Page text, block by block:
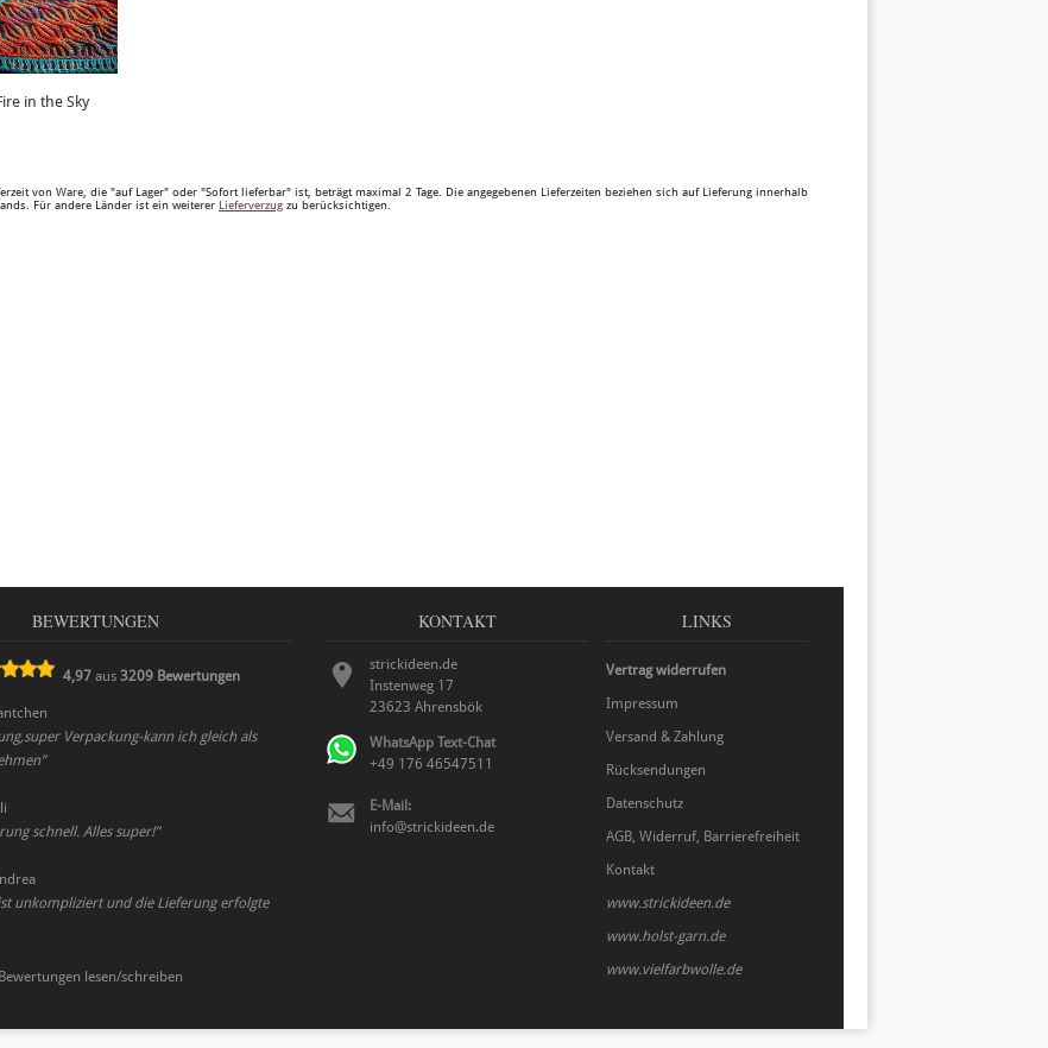
in the Sky
von Ware, die "auf Lager" oder "Sofort lieferbar" ist, beträgt maximal 2 Tage. Die angegebenen Lieferzeiten beziehen sich auf Lieferung innerhalb
Für andere Länder ist ein weiterer Lieferverzug zu berücksichtigen.
BEWERTUNGEN
4,97 aus3209 Bewertungen
Verpackung-kann ich gleich als
”
schnell. Alles super!”
unkompliziert und die Lieferung erfolgte
Bewertungen lesen/schreiben
KONTAKT
strickideen.de
Instenweg 17
23623 Ahrensbök
WhatsApp Text-Chat
+49 176 46547511
E-Mail:
info@strickideen.de
LINKS
Vertrag widerrufen
Impressum
Versand & Zahlung
Rücksendungen
Datenschutz
AGB, Widerruf, Barrierefreiheit
Kontakt
www.strickideen.de
www.holst-garn.de
www.vielfarbwolle.de